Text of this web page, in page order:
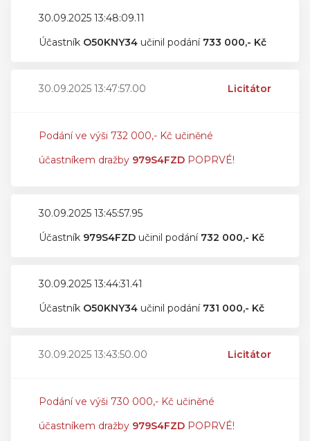
30.09.2025 13:48:09.11
Účastník O50KNY34 učinil podání 733 000,- Kč
30.09.2025 13:47:57.00 Licitátor
Podání ve výši 732 000,- Kč učiněné
účastníkem dražby 979S4FZD POPRVÉ!
30.09.2025 13:45:57.95
Účastník 979S4FZD učinil podání 732 000,- Kč
30.09.2025 13:44:31.41
Účastník O50KNY34 učinil podání 731 000,- Kč
30.09.2025 13:43:50.00 Licitátor
Podání ve výši 730 000,- Kč učiněné
účastníkem dražby 979S4FZD POPRVÉ!